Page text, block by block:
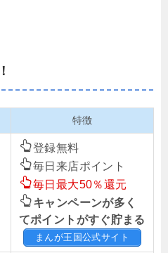
特徴
登録無料
毎日来店ポイント
毎日最大50％還元
キャンペーンが多く
てポイントがすぐ貯まる
まんが王国公式サイト